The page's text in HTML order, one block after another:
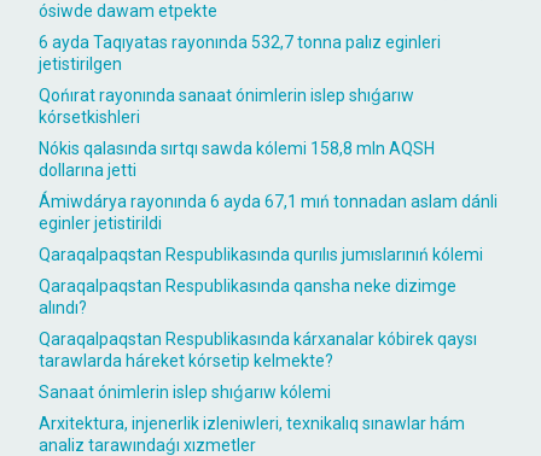
ósiwde dawam etpekte
6 ayda Taqıyatas rayonında 532,7 tonna palız eginleri
jetistirilgen
Qońırat rayonında sanaat ónimlerin islep shıǵarıw
kórsetkishleri
Nókis qalasında sırtqı sawda kólemi 158,8 mln AQSH
dollarına jetti
Ámiwdárya rayonında 6 ayda 67,1 mıń tonnadan aslam dánli
eginler jetistirildi
Qaraqalpaqstan Respublikasında qurılıs jumıslarınıń kólemi
Qaraqalpaqstan Respublikasında qansha neke dizimge
alındı?
Qaraqalpaqstan Respublikasında kárxanalar kóbirek qaysı
tarawlarda háreket kórsetip kelmekte?
Sanaat ónimlerin islep shıǵarıw kólemi
Arxitektura, injenerlik izleniwleri, texnikalıq sınawlar hám
analiz tarawındaǵı xızmetler